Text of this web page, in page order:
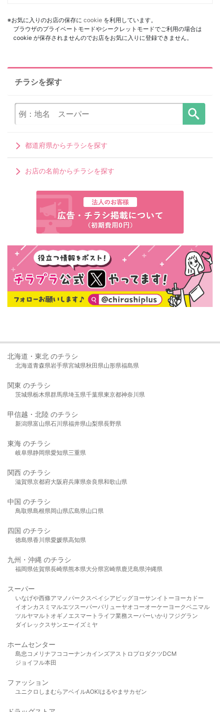
※お気に入りのお店の保存に cookie を利用しています。
ブラウザのプライベートモードやシークレットモードでご利用の場合は
cookie が保存されませんのでお店をお気に入りに登録できません。
チラシを探す
都道府県からチラシを探す
お店の名前からチラシを探す
北海道・東北 のチラシ
北海道青森県岩手県宮城県秋田県山形県福島県
関東 のチラシ
茨城県栃木県群馬県埼玉県千葉県東京都神奈川県
甲信越・北陸 のチラシ
新潟県富山県石川県福井県山梨県長野県
東海 のチラシ
岐阜県静岡県愛知県三重県
関西 のチラシ
滋賀県京都府大阪府兵庫県奈良県和歌山県
中国 のチラシ
鳥取県島根県岡山県広島県山口県
四国 のチラシ
徳島県香川県愛媛県高知県
九州・沖縄 のチラシ
福岡県佐賀県長崎県熊本県大分県宮崎県鹿児島県沖縄県
スーパー
いなげや西條アマノパークスベイシア ビッグヨーサンイトーヨーカドー
イオンカスミ マルエツスーパーバリューヤオコーオーケー ヨークベニマル
ツルヤマルト オギノ エスマート ライフ業務スーパーいかり フジグラン
ダイレックスサンエーイズミヤ
ホームセンター
島忠 コメリ ナフコ コーナンカインズアストロプロダクツDCM
ジョイフル本田
ファッション
ユニクロ しまむら アベイルAOKIはるやま サカゼン